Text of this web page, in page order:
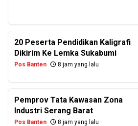
20 Peserta Pendidikan Kaligrafi
Dikirim Ke Lemka Sukabumi
Pos Banten 8 jam yang lalu
Pemprov Tata Kawasan Zona
Industri Serang Barat
Pos Banten 8 jam yang lalu